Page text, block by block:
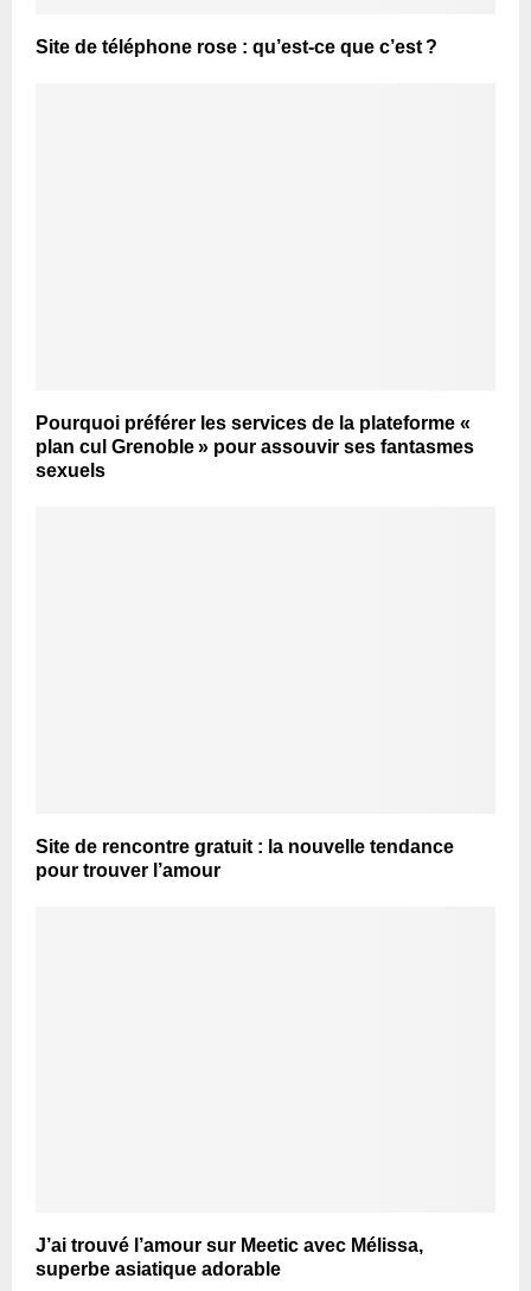
Site de téléphone rose : qu’est-ce que c’est ?
Pourquoi préférer les services de la plateforme «
plan cul Grenoble » pour assouvir ses fantasmes
sexuels
Site de rencontre gratuit : la nouvelle tendance
pour trouver l’amour
J’ai trouvé l’amour sur Meetic avec Mélissa,
superbe asiatique adorable